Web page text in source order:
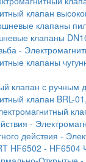
клапан
клапаны
клапаны
-
клапаны
клапан с ручным
клапан BRL-
-
действия -
HF6502 - HF6504